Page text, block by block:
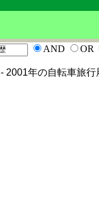
AND OR
- 2001年の自転車旅行